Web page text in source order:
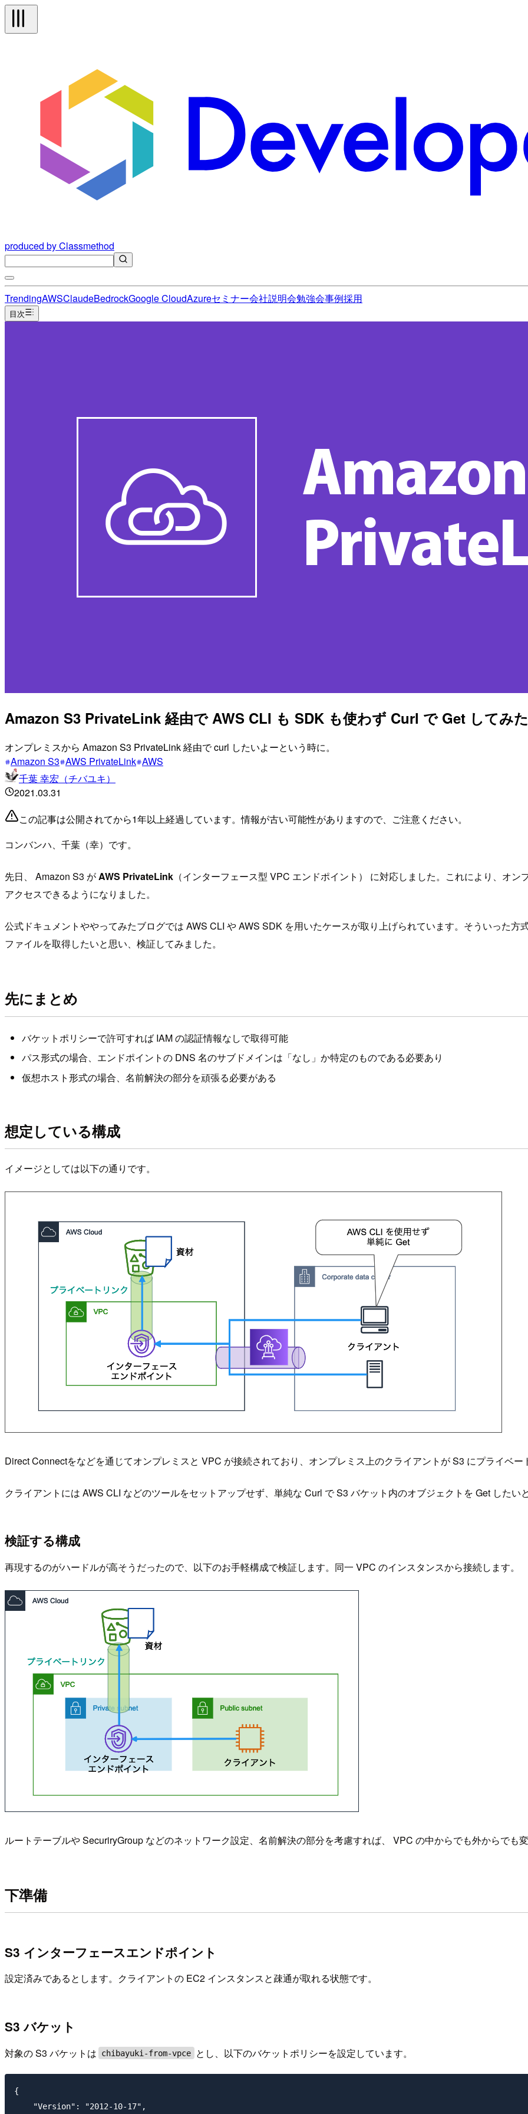
produced by Classmethod
TrendingAWSClaudeBedrockGoogle CloudAzureセミナー会社説明会勉強会事例採用
目次
Amazon S3 PrivateLink 経由で AWS CLI も SDK も使わず Curl で Get してみた
オンプレミスから Amazon S3 PrivateLink 経由で curl したいよーという時に。
Amazon S3 AWS PrivateLink AWS
千葉 幸宏（チバユキ）
2021.03.31
この記事は公開されてから1年以上経過しています。情報が古い可能性がありますので、ご注意ください。
コンバンハ、千葉（幸）です。
先日、 Amazon S3 がAWS PrivateLink （インターフェース型 VPC エンドポイント） に対応しました。これにより、オ
アクセスできるようになりました。
公式ドキュメントややってみたブログでは AWS CLI や AWS SDK を用いたケースが取り上げられています。そういった方
ファイルを取得したいと思い、検証してみました。
先にまとめ
バケットポリシーで許可すれば IAM の認証情報なしで取得可能
パス形式の場合、エンドポイントの DNS 名のサブドメインは「なし」か特定のものである必要あり
仮想ホスト形式の場合、名前解決の部分を頑張る必要がある
想定している構成
イメージとしては以下の通りです。
Direct Connectをなどを通じてオンプレミスと VPC が接続されており、オンプレミス上のクライアントが S3 にプライベ
クライアントには AWS CLI などのツールをセットアップせず、単純な Curl で S3 バケット内のオブジェクトを Get したい
検証する構成
再現するのがハードルが高そうだったので、以下のお手軽構成で検証します。同一 VPC のインスタンスから接続します。
ルートテーブルや SecuriryGroup などのネットワーク設定、名前解決の部分を考慮すれば、 VPC の中からでも外からでも
下準備
S3 インターフェースエンドポイント
設定済みであるとします。クライアントの EC2 インスタンスと疎通が取れる状態です。
S3 バケット
対象の S3 バケットは chibayuki-from-vpce とし、以下のバケットポリシーを設定しています。
{
    "Version": "2012-10-17",